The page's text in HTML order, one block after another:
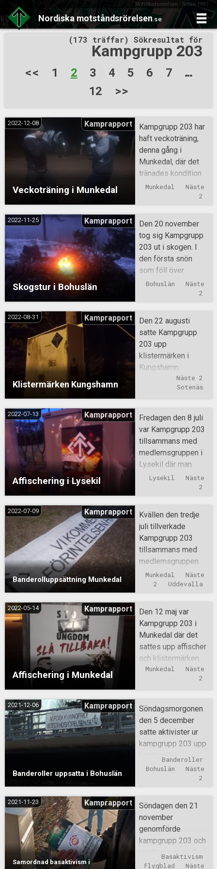
Motståndsrörelsen - Sedan 1997
Nordiska motståndsrörelsen.se
to
content
(173 träffar) Sökresultat för
Kampgrupp 203
Sidnumrering
<< 1 2 3 4 5 6 7
…
12
>>
Veckoträning i Munkedal
2022-12-08 Kamprapport
Kampgrupp 203 har
haft veckoträning,
denna gång i
Munkedal, där det
tränades kondition
och kampsport.
Munkedal
Näste
2
Skogstur i Bohuslän
2022-11-25 Kamprapport
Den 20 november
tog sig Kampgrupp
203 ut i skogen. I
den första snön
som föll över
Bohuslän i år
vandrade gruppen
några kilometer ut i
skogen, väl på plats
gjorde man upp eld
och grillade
medhavd mat. Efter
att solen gått ner
gick man i mörkret
Bohuslän
Näste
2
Klistermärken Kungshamn
2022-08-31 Kamprapport
Den 22 augusti
satte Kampgrupp
203 upp
klistermärken i
Kungshamn.
Näste 2
Sotenäs
Affischering i Lysekil
2022-07-13 Kamprapport
Fredagen den 8 juli
var Kampgrupp 203
tillsammans med
medlemsgruppen i
Lysekil där man
täckte större delar
Lysekil
Näste
2
Banderolluppsättning Munkedal
2022-07-09 Kamprapport
Kvällen den tredje
juli tillverkade
Kampgrupp 203
tillsammans med
medlemsgruppen
tre stycken
banderoller. När de
sattes de upp på
broar över E6.
Munkedal
Näste
2
Uddevalla
Affischering i Munkedal
2022-05-14 Kamprapport
Den 12 maj var
Kampgrupp 203 i
Munkedal där det
sattes upp affischer
och klistermärken.
Munkedal
Näste
2
Banderoller uppsatta i Bohuslän
2021-12-06 Kamprapport
Söndagsmorgonen
den 5 december
satte aktivister ur
kampgrupp 203 upp
banderoller i
Bohuslän.
Banderoller
Bohuslän
Näste
2
Samordnad basaktivism i
2021-11-23 Kamprapport
Söndagen den 21
november
genomförde
kampgrupp 203 och
medlemsgrupp 3 en
gemensam
Basaktivism
Flygblad
Näste